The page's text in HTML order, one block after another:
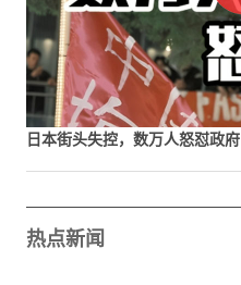
日本街头失控，数万人怒怼政府
热点新闻